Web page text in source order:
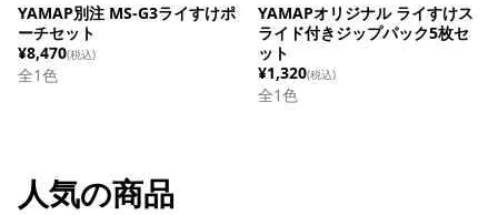
YAMAP別注 MS-G3ライすけポ
ーチセット
¥8,470(税込)
全1色
YAMAPオリジナル ライすけス
ライド付きジップパック5枚セ
ット
¥1,320(税込)
全1色
人気の商品